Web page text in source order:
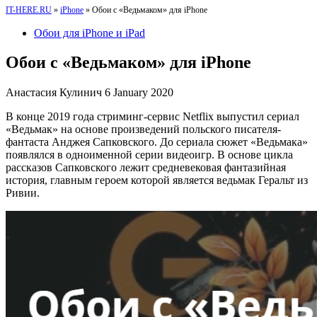
IT-HERE.RU » iPhone » Обои с «Ведьмаком» для iPhone
Обои для iPhone и iPad
Обои с «Ведьмаком» для iPhone
Анастасия Кулинич 6 January 2020
В конце 2019 года стриминг-сервис Netflix выпустил сериал
«Ведьмак» на основе произведений польского писателя-
фантаста Анджея Сапковского. До сериала сюжет «Ведьмака»
появлялся в одноименной серии видеоигр. В основе цикла
рассказов Сапковского лежит средневековая фантазийная
история, главным героем которой является ведьмак Геральт из
Ривии.